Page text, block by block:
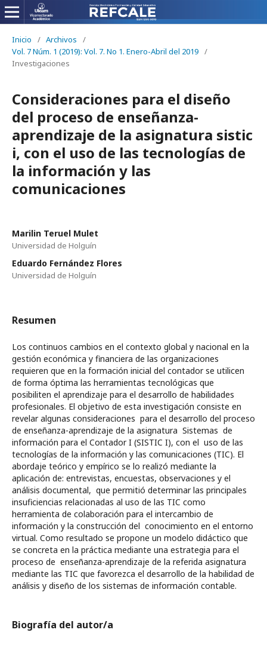
Inicio / Archivos
/
Vol. 7 Núm. 1 (2019): Vol. 7. No 1. Enero-Abril del 2019 /
Investigaciones
Consideraciones para el diseño
del proceso de enseñanza-
aprendizaje de la asignatura sistic
i, con el uso de las tecnologías de
la información y las
comunicaciones
Marilin Teruel Mulet
Universidad de Holguín
Eduardo Fernández Flores
Universidad de Holguín
Resumen
Los continuos cambios en el contexto global y nacional en la
gestión económica y financiera de las organizaciones
requieren que en la formación inicial del contador se utilicen
de forma óptima las herramientas tecnológicas que
posibiliten el aprendizaje para el desarrollo de habilidades
profesionales. El objetivo de esta investigación consiste en
revelar algunas consideraciones para el desarrollo del proceso
de enseñanza-aprendizaje de la asignatura Sistemas de
información para el Contador I (SISTIC I), con el uso de las
tecnologías de la información y las comunicaciones (TIC). El
abordaje teórico y empírico se lo realizó mediante la
aplicación de: entrevistas, encuestas, observaciones y el
análisis documental, que permitió determinar las principales
insuficiencias relacionadas al uso de las TIC como
herramienta de colaboración para el intercambio de
información y la construcción del conocimiento en el entorno
virtual. Como resultado se propone un modelo didáctico que
se concreta en la práctica mediante una estrategia para el
proceso de enseñanza-aprendizaje de la referida asignatura
mediante las TIC que favorezca el desarrollo de la habilidad de
análisis y diseño de los sistemas de información contable.
Biografía del autor/a